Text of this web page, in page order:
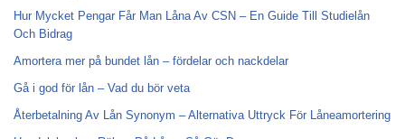
Hur Mycket Pengar Får Man Låna Av CSN – En Guide Till Studielån
Och Bidrag
Amortera mer på bundet lån – fördelar och nackdelar
Gå i god för lån – Vad du bör veta
Återbetalning Av Lån Synonym – Alternativa Uttryck För Låneamortering